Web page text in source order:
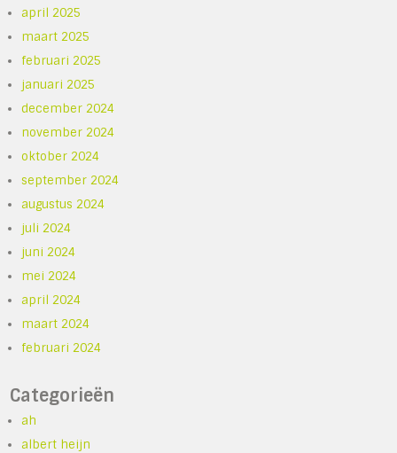
april 2025
maart 2025
februari 2025
januari 2025
december 2024
november 2024
oktober 2024
september 2024
augustus 2024
juli 2024
juni 2024
mei 2024
april 2024
maart 2024
februari 2024
Categorieën
ah
albert heijn